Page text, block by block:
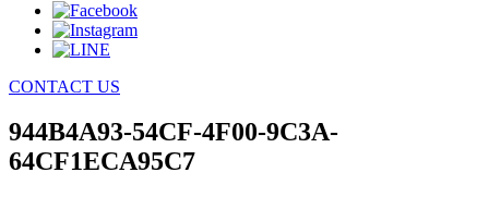
CONTACT US
944B4A93-54CF-4F00-9C3A-
64CF1ECA95C7